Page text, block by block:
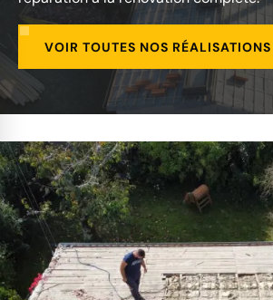
VOIR TOUTES NOS RÉALISATIONS